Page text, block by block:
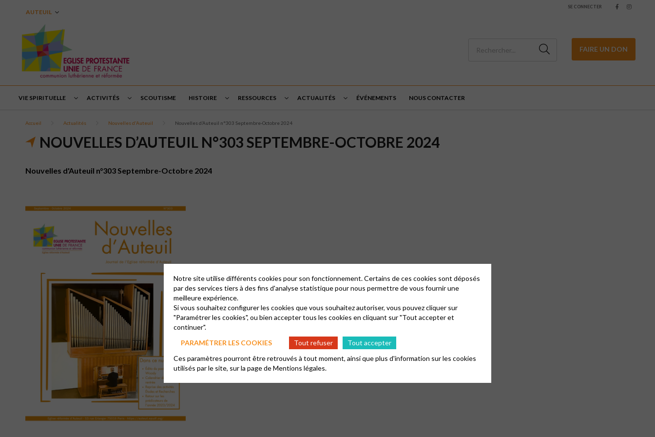
AUTEUIL
SE CONNECTER
FAIRE UN DON
VIE SPIRITUELLE ACTIVITÉS SCOUTISME HISTOIRE RESSOURCES ACTUALITÉS ÉVÉNEMENTS NOUS CONTACTER
Accueil Actualités Nouvelles d'Auteuil Nouvelles d’Auteuil n°303 Septembre-Octobre 2024
NOUVELLES D’AUTEUIL N°303 SEPTEMBRE-OCTOBRE 2024
Nouvelles d'Auteuil n°303 Septembre-Octobre 2024
Notre site utilise différents cookies pour son fonctionnement. Certains de ces cookies sont déposés
par des services tiers à des fins d'analyse statistique pour nous permettre de vous fournir une
meilleure expérience.
Si vous souhaitez configurer les cookies que vous souhaitez autoriser, vous pouvez cliquer sur
"Paramétrer les cookies", ou bien accepter tous les cookies en cliquant sur "Tout accepter et
continuer".
PARAMÉTRER LES COOKIES
Tout refuser
Tout accepter
Ces paramètres pourront être retrouvés à tout moment, ainsi que plus d'information sur les cookies
utilisés par le site, sur la page deMentions légales.